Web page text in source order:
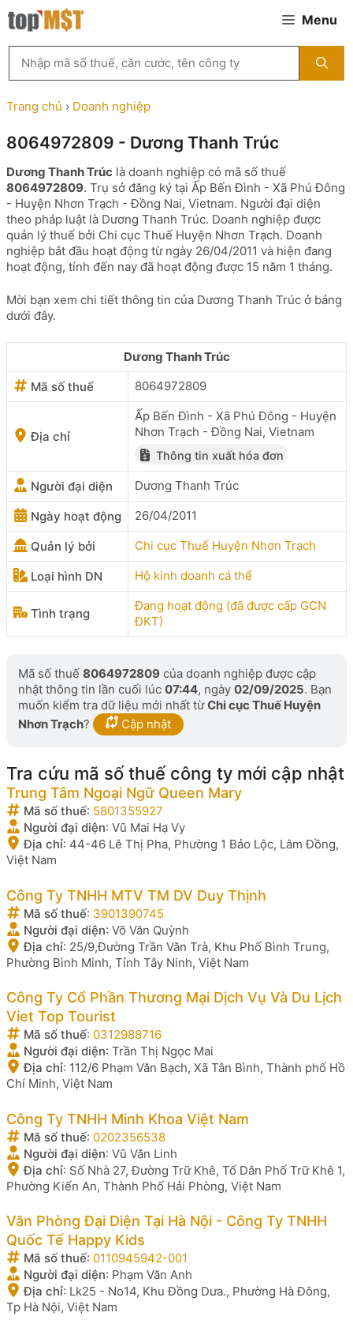
Chuyển
đến
Menu
kiếm
MST
theo
tên
ty,
đại
diện
hoặc
mã
số
thuế
...
Trang chủ › Doanh nghiệp
8064972809 - Dương Thanh Trúc
Dương Thanh Trúc là doanh nghiệp có mã số thuế
8064972809. Trụ sở đăng ký tại Ấp Bến Đình - Xã Phú Đông
- Huyện Nhơn Trạch - Đồng Nai, Vietnam. Người đại diện
theo pháp luật là Dương Thanh Trúc. Doanh nghiệp được
quản lý thuế bởi Chi cục Thuế Huyện Nhơn Trạch. Doanh
nghiệp bắt đầu hoạt động từ ngày 26/04/2011 và hiện đang
hoạt động, tính đến nay đã hoạt động được 15 năm 1 tháng.
Mời bạn xem chi tiết thông tin của Dương Thanh Trúc ở bảng
dưới đây.
Dương Thanh Trúc
Mã số thuế
8064972809
Địa chỉ
Ấp Bến Đình - Xã Phú Đông - Huyện
Nhơn Trạch - Đồng Nai, Vietnam
Thông tin xuất hóa đơn
Người đại diện Dương Thanh Trúc
Ngày hoạt động 26/04/2011
Quản lý bởi Chi cục Thuế Huyện Nhơn Trạch
Loại hình DN Hộ kinh doanh cá thể
Tình trạng
Đang hoạt động (đã được cấp GCN
ĐKT)
Mã số thuế 8064972809 của doanh nghiệp được cập
nhật thông tin lần cuối lúc 07:44, ngày 02/09/2025. Bạn
muốn kiểm tra dữ liệu mới nhất từChi cục Thuế Huyện
Nhơn Trạch? Cập nhật
Tra cứu mã số thuế công ty mới cập nhật
Trung Tâm Ngoại Ngữ Queen Mary
Mã số thuế: 5801355927
Người đại diện: Vũ Mai Hạ Vy
Địa chỉ: 44-46 Lê Thị Pha, Phường 1 Bảo Lộc, Lâm Đồng,
Việt Nam
Công Ty TNHH MTV TM DV Duy Thịnh
Mã số thuế: 3901390745
Người đại diện: Võ Văn Quỳnh
Địa chỉ: 25/9,Đường Trần Văn Trà, Khu Phố Bình Trung,
Phường Bình Minh, Tỉnh Tây Ninh, Việt Nam
Công Ty Cổ Phần Thương Mại Dịch Vụ Và Du Lịch
Viet Top Tourist
Mã số thuế: 0312988716
Người đại diện: Trần Thị Ngọc Mai
Địa chỉ: 112/6 Phạm Văn Bạch, Xã Tân Bình, Thành phố Hồ
Chí Minh, Việt Nam
Công Ty TNHH Minh Khoa Việt Nam
Mã số thuế: 0202356538
Người đại diện: Vũ Văn Linh
Địa chỉ: Số Nhà 27, Đường Trữ Khê, Tổ Dân Phố Trữ Khê 1,
Phường Kiến An, Thành Phố Hải Phòng, Việt Nam
Văn Phòng Đại Diện Tại Hà Nội - Công Ty TNHH
Quốc Tế Happy Kids
Mã số thuế: 0110945942-001
Người đại diện: Phạm Văn Anh
Địa chỉ: Lk25 - No14, Khu Đồng Dưa., Phường Hà Đông,
Tp Hà Nội, Việt Nam